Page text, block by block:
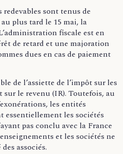
redevables sont tenus de
au plus tard le 15 mai, la
fiscale est en
de retard et une majoration
dues en cas de paiement
de l’assiette de l’impôt sur les
sur le revenu (IR). Toutefois, au
les entités
essentiellement les sociétés
pas conclu avec la France
renseignements et les sociétés ne
associés.